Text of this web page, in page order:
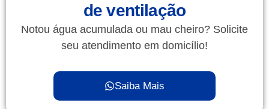
de ventilação
Notou água acumulada ou mau cheiro? Solicite
seu atendimento em domicílio!
Saiba Mais